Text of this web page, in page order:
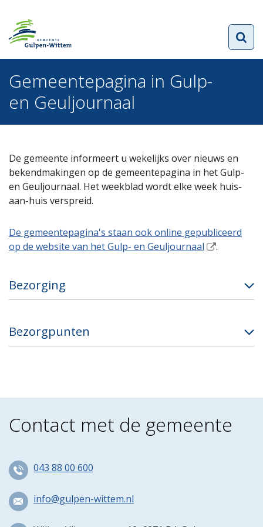
Gemeentepagina in Gulp-
en Geuljournaal
De gemeente informeert u wekelijks over nieuws en
bekendmakingen op de gemeentepagina in het Gulp-
en Geuljournaal. Het weekblad wordt elke week huis-
aan-huis verspreid.
De gemeentepagina's staan ook online gepubliceerd
op de website van het Gulp- en Geuljournaal
.
Bezorging
Bezorgpunten
Contact met de gemeente
043 88 00 600
info@gulpen-wittem.nl